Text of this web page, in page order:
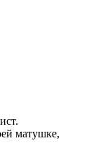
матушке,